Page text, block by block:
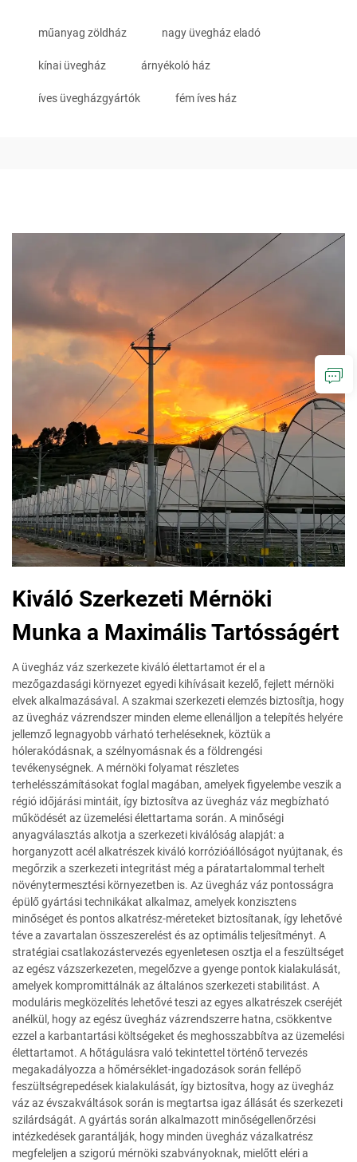
műanyag zöldház nagy üvegház eladó
kínai üvegház árnyékoló ház
íves üvegházgyártók fém íves ház
Kiváló Szerkezeti Mérnöki
Munka a Maximális Tartósságért
A üvegház váz szerkezete kiváló élettartamot ér el a
mezőgazdasági környezet egyedi kihívásait kezelő, fejlett mérnöki
elvek alkalmazásával. A szakmai szerkezeti elemzés biztosítja, hogy
az üvegház vázrendszer minden eleme ellenálljon a telepítés helyére
jellemző legnagyobb várható terheléseknek, köztük a
hólerakódásnak, a szélnyomásnak és a földrengési
tevékenységnek. A mérnöki folyamat részletes
terhelésszámításokat foglal magában, amelyek figyelembe veszik a
régió időjárási mintáit, így biztosítva az üvegház váz megbízható
működését az üzemelési élettartama során. A minőségi
anyagválasztás alkotja a szerkezeti kiválóság alapját: a
horganyzott acél alkatrészek kiváló korrózióállóságot nyújtanak, és
megőrzik a szerkezeti integritást még a páratartalommal terhelt
növénytermesztési környezetben is. Az üvegház váz pontosságra
épülő gyártási technikákat alkalmaz, amelyek konzisztens
minőséget és pontos alkatrész-méreteket biztosítanak, így lehetővé
téve a zavartalan összeszerelést és az optimális teljesítményt. A
stratégiai csatlakozástervezés egyenletesen osztja el a feszültséget
az egész vázszerkezeten, megelőzve a gyenge pontok kialakulását,
amelyek kompromittálnák az általános szerkezeti stabilitást. A
moduláris megközelítés lehetővé teszi az egyes alkatrészek cseréjét
anélkül, hogy az egész üvegház vázrendszerre hatna, csökkentve
ezzel a karbantartási költségeket és meghosszabbítva az üzemelési
élettartamot. A hőtágulásra való tekintettel történő tervezés
megakadályozza a hőmérséklet-ingadozások során fellépő
feszültségrepedések kialakulását, így biztosítva, hogy az üvegház
váz az évszakváltások során is megtartsa igaz állását és szerkezeti
szilárdságát. A gyártás során alkalmazott minőségellenőrzési
intézkedések garantálják, hogy minden üvegház vázalkatrész
megfeleljen a szigorú mérnöki szabványoknak, mielőtt eléri a